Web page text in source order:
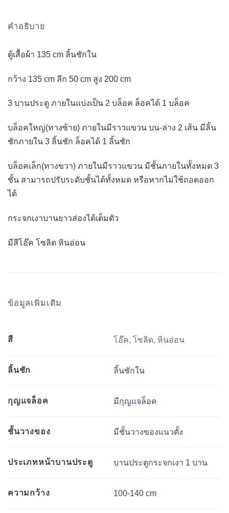
คำอธิบาย
ตู้เสื้อผ้า 135 cm ลิ้นชักใน
กว้าง 135 cm ลึก 50 cm สูง 200 cm
3 บานประตู ภายในแบ่งเป็น 2 บล็อค ล็อคได้ 1 บล็อค
บล็อคใหญ่(ทางซ้าย) ภายในมีราวแขวน บน-ล่าง 2 เส้น มีลิ้น
ชักภายใน 3 ลิ้นชัก ล็อคได้ 1 ลิ้นชัก
บล็อคเล็ก(ทางขวา) ภายในมีราวแขวน มีชั้นภายในทั้งหมด 3
ชั้น สามารถปรับระดับชั้นได้ทั้งหมด หรือหากไม่ใช้ถอดออก
ได้
กระจกเงาบานยาวส่องได้เต็มตัว
มีสีโอ๊ค โซลิด หินอ่อน
ข้อมูลเพิ่มเติม
สี โอ๊ค, โซลิด, หินอ่อน
ลิ้นชัก ลิ้นชักใน
กุญแจล็อค มีกุญแจล็อค
ชั้นวางของ มีชั้นวางของแนวตั้ง
ประเภทหน้าบานประตู บานประตูกระจกเงา 1 บาน
ความกว้าง 100-140 cm